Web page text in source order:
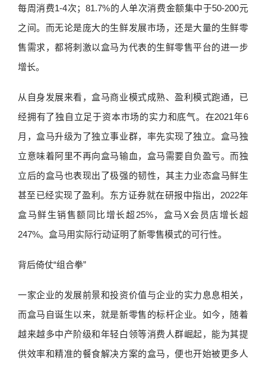
每周消费1-4次；81.7%的人单次消费金额集中于50-200元
之间。而无论是庞大的生鲜发展市场，还是大量的生鲜零
售需求，都将刺激以盒马为代表的生鲜零售平台的进一步
增长。
从自身发展来看，盒马商业模式成熟、盈利模式跑通，已
经拥有了独自立足于资本市场的实力和底气。在2021年6
月，盒马升级为了独立事业群，率先实现了独立。盒马独
立意味着阿里不再向盒马输血，盒马需要自负盈亏。而独
立后的盒马也表现出了极强的韧性，其主力业态盒马鲜生
甚至已经实现了盈利。东方证券就在研报中指出，2022年
盒马鲜生销售额同比增长超25%，盒马X会员店增长超
247%。盒马用实际行动证明了新零售模式的可行性。
背后倚仗“组合拳”
一家企业的发展前景和投资价值与企业的实力息息相关，
而盒马自诞生以来，就是新零售的标杆企业。如今，随着
越来越多中产阶级和年轻白领等消费人群崛起，能为其提
供效率和精准的餐食解决方案的盒马，便也开始被更多人